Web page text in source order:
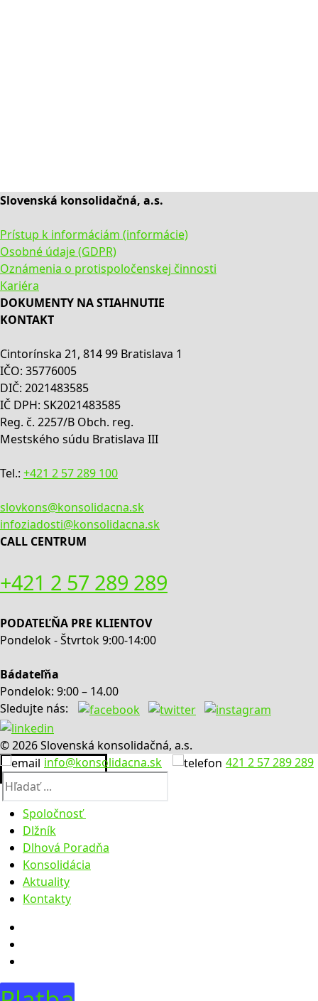
Slovenská konsolidačná, a.s.
Prístup k informáciám (informácie)
Osobné údaje (GDPR)
Oznámenia o protispoločenskej činnosti
Kariéra
DOKUMENTY NA STIAHNUTIE
KONTAKT
Cintorínska 21, 814 99 Bratislava 1
IČO: 35776005
DIČ: 2021483585
IČ DPH: SK2021483585
Reg. č. 2257/B Obch. reg.
Mestského súdu Bratislava III
Tel.: +421 2 57 289 100
slovkons@konsolidacna.sk
infoziadosti@konsolidacna.sk
CALL CENTRUM
+421 2 57 289 289
PODATEĽŇA PRE KLIENTOV
Pondelok - Štvrtok 9:00-14:00
Bádateľňa
Pondelok: 9:00 – 14.00
Sledujte nás:
© 2026 Slovenská konsolidačná, a.s.
info@konsolidacna.sk
421 2 57 289 289
Hľadať:
Spoločnosť
O nás
Výročné správy
Úradná tabuľa
Faktúry
Objednávky
Legislatíva
Zúčtovacie údaje
Dlžník
Dlhová Poradňa
Konsolidácia
Aktuality
Kontakty